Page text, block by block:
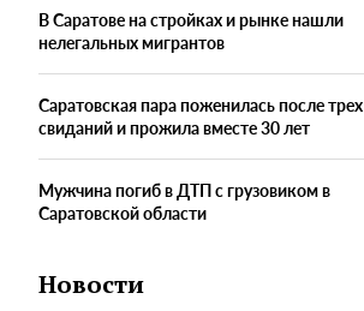
В Саратове на стройках и рынке нашли
нелегальных мигрантов
Саратовская пара поженилась после трех
свиданий и прожила вместе 30 лет
Мужчина погиб в ДТП с грузовиком в
Саратовской области
Новости